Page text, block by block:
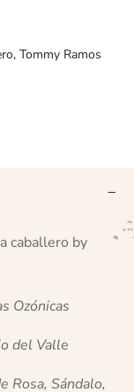
, Tommy Ramos
caballero by
Ozónicas
del Valle
Rosa, Sándalo,